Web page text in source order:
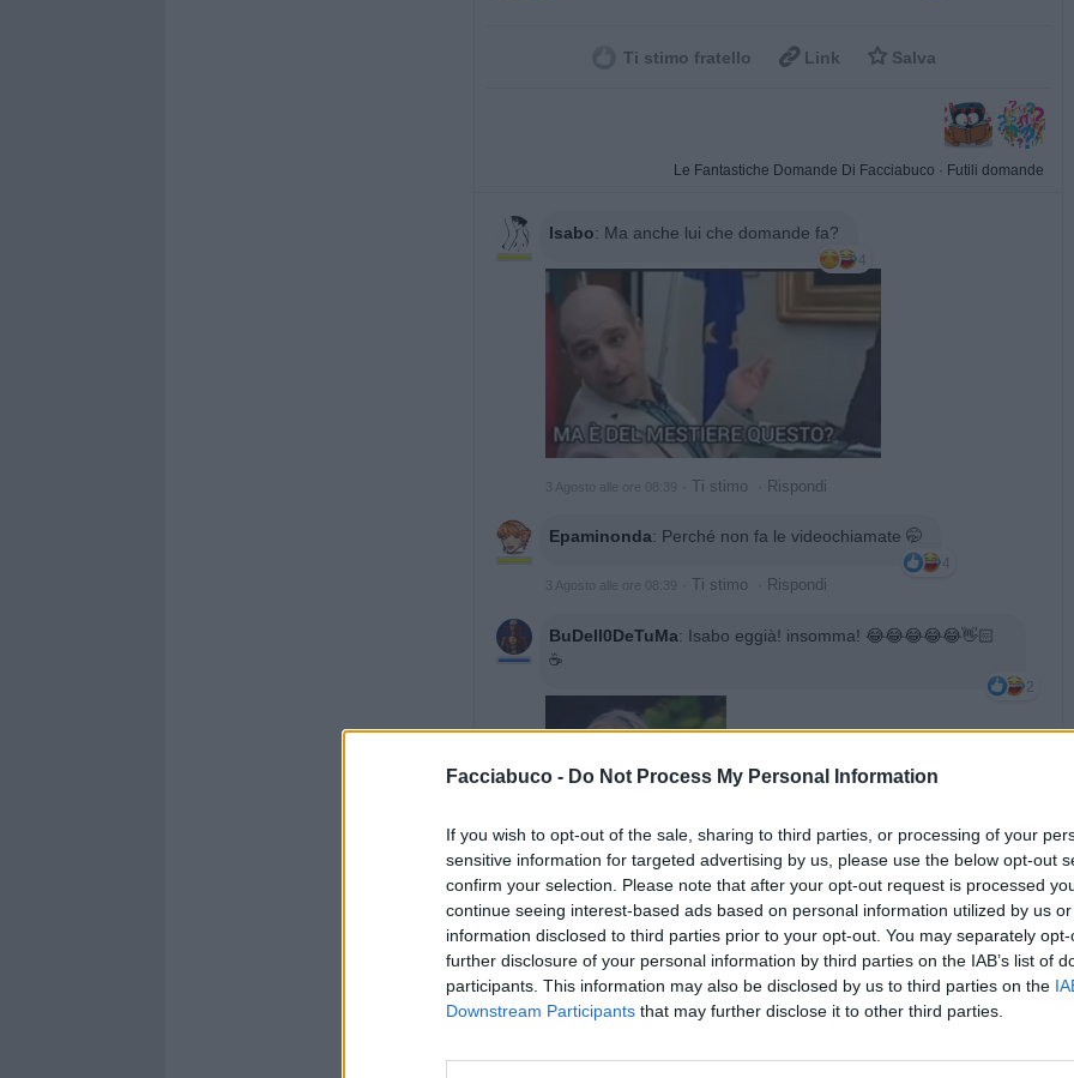
Facciabuco - Do Not Process My Personal Information
If you wish to opt-out of the sale, sharing to third parties, or processing of your
sensitive information for targeted advertising by us, please use the below opt-out
confirm your selection. Please note that after your opt-out request is processed
continue seeing interest-based ads based on personal information utilized by us
information disclosed to third parties prior to your opt-out. You may separately
further disclosure of your personal information by third parties on the IAB’s list of
participants. This information may also be disclosed by us to third parties on the
Downstream Participants that may further disclose it to other third parties.
Ti stimo fratello  Link  Salva
Le Fantastiche Domande Di Facciabuco · Futili domande
Isabo: Ma anche lui che domande fa?
4
3 Agosto alle ore 08:39 Ti stimo Rispondi
Epaminonda: Perché non fa le videochiamate 🤭
4
3 Agosto alle ore 08:39 Ti stimo Rispondi
BuDell0DeTuMa: Isabo eggià! insomma! 😂😂😂😂😂👋🏻
☕
2
3 Agosto alle ore 08:40 Ti stimo Rispondi
BuDell0DeTuMa:Epaminonda giustamente... 😁😁😁😁😉